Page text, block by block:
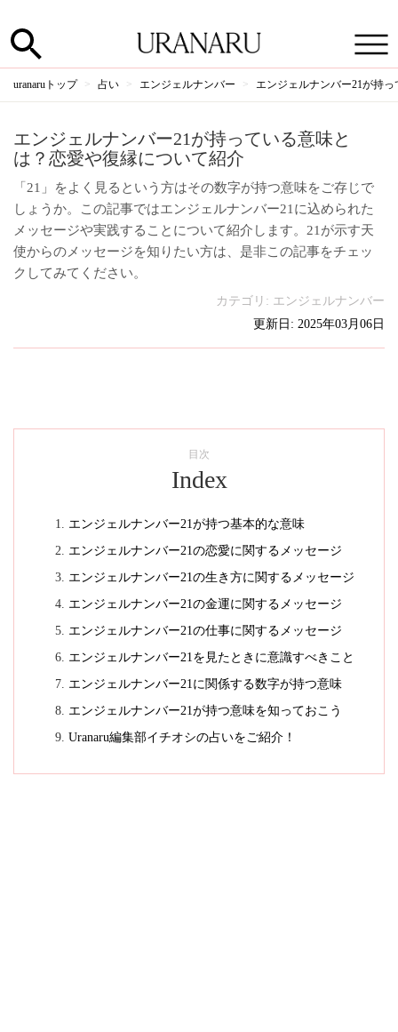
uranaruトップ 占い エンジェルナンバー エンジェルナンバー21が持
エンジェルナンバー21が持っている意味と
は？恋愛や復縁について紹介
「21」をよく見るという方はその数字が持つ意味をご存じで
しょうか。この記事ではエンジェルナンバー21に込められた
メッセージや実践することについて紹介します。21が示す天
使からのメッセージを知りたい方は、是非この記事をチェッ
クしてみてください。
カテゴリ: エンジェルナンバー
更新日: 2025年03月06日
目次
Index
エンジェルナンバー21が持つ基本的な意味
エンジェルナンバー21の恋愛に関するメッセージ
エンジェルナンバー21の生き方に関するメッセージ
エンジェルナンバー21の金運に関するメッセージ
エンジェルナンバー21の仕事に関するメッセージ
エンジェルナンバー21を見たときに意識すべきこと
エンジェルナンバー21に関係する数字が持つ意味
エンジェルナンバー21が持つ意味を知っておこう
Uranaru編集部イチオシの占いをご紹介！